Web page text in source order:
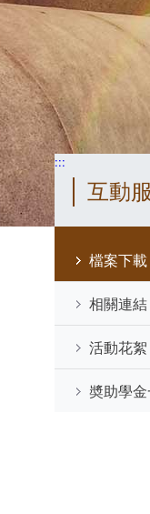
:::
互動
檔案下載
相關連結
活動花絮
奬助學